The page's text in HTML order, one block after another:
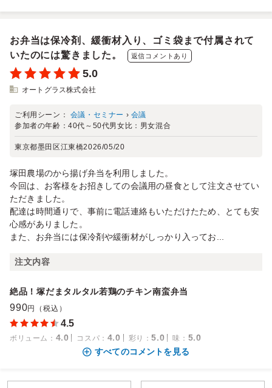
お弁当は保冷剤、緩衝材入り、ゴミ袋まで付属されて
いたのには驚きました。
返信コメントあり
5.0
オートグラス株式会社
ご利用シーン： 会議・セミナー › 会議
参加者の年齢：40代～50代男女比： 男女混合
東京都墨田区江東橋2026/05/20
塚田農場のから揚げ弁当を利用しました。
今回は、お客様をお招きしての会議用の昼食として注文させてい
ただきました。
配達は時間通りで、事前に電話連絡もいただけたため、とても安
心感がありました。
また、お弁当には保冷剤や緩衝材がしっかり入ってお...
注文内容
絶品！塚だまタルタル若鶏のチキン南蛮弁当
990円（税込）
4.5
ボリューム ： 4.0 コスパ ： 4.0 彩り ：5.0 味 ： 5.0
すべてのコメントを見る